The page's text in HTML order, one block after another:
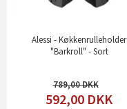
Alessi - Køkkenrulleholder
"Barkroll" - Sort
789,00
592,00 DKK